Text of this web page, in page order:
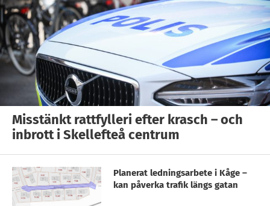
Misstänkt rattfylleri efter krasch – och
inbrott i Skellefteå centrum
Planerat ledningsarbete i Kåge –
kan påverka trafik längs gatan